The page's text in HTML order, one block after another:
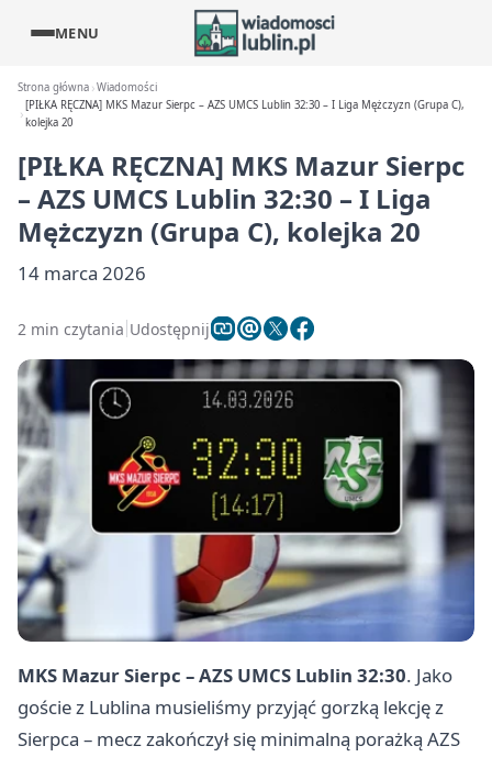
MENU
Strona główna Wiadomości
[PIŁKA RĘCZNA] MKS Mazur Sierpc – AZS UMCS Lublin 32:30 – I Liga Mężczyzn (Grupa C),
kolejka 20
[PIŁKA RĘCZNA] MKS Mazur Sierpc
– AZS UMCS Lublin 32:30 – I Liga
Mężczyzn (Grupa C), kolejka 20
14 marca 2026
2 min czytania Udostępnij
MKS Mazur Sierpc – AZS UMCS Lublin 32:30. Jako
goście z Lublina musieliśmy przyjąć gorzką lekcję z
Sierpca – mecz zakończył się minimalną porażką AZS